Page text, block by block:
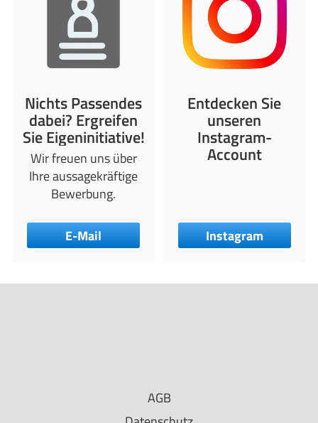
Nichts Passendes
dabei? Ergreifen
Sie Eigeninitiative!
Wir freuen uns über
Ihre aussagekräftige
Bewerbung.
E-Mail
Entdecken Sie
unseren
Instagram-
Account
Instagram
AGB